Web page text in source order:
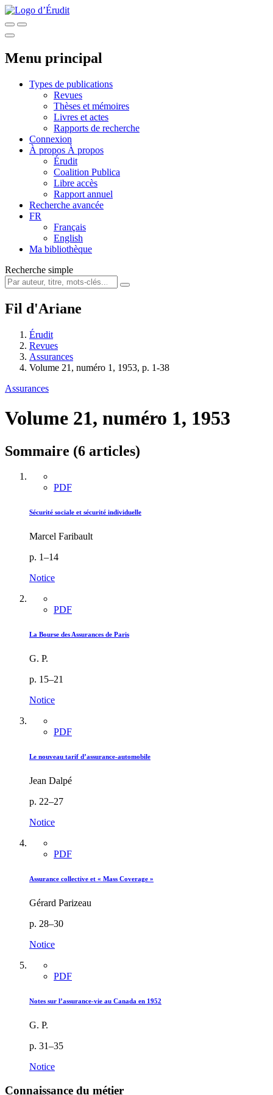
Menu principal
Types de publications
Revues
Thèses et mémoires
Livres et actes
Rapports de recherche
Connexion
À propos À propos
Érudit
Coalition Publica
Libre accès
Rapport annuel
Recherche avancée
FR
Français
English
Ma bibliothèque
Recherche simple
Fil d'Ariane
Érudit
Revues
Assurances
Volume 21, numéro 1, 1953, p. 1-38
Assurances
Volume 21, numéro 1, 1953
Sommaire (6 articles)
PDF
Sécurité sociale et sécurité individuelle
Marcel Faribault
p. 1–14
Notice
PDF
La Bourse des Assurances de Paris
G. P.
p. 15–21
Notice
PDF
Le nouveau tarif d’assurance-automobile
Jean Dalpé
p. 22–27
Notice
PDF
Assurance collective et « Mass Coverage »
Gérard Parizeau
p. 28–30
Notice
PDF
Notes sur l’assurance-vie au Canada en 1952
G. P.
p. 31–35
Notice
Connaissance du métier